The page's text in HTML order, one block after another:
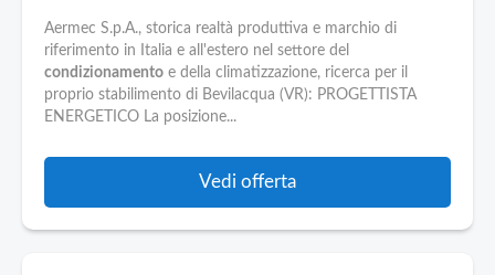
Aermec S.p.A., storica realtà produttiva e marchio di
riferimento in Italia e all'estero nel settore del
condizionamento e della climatizzazione, ricerca per il
proprio stabilimento di Bevilacqua (VR): PROGETTISTA
ENERGETICO La posizione...
Vedi offerta